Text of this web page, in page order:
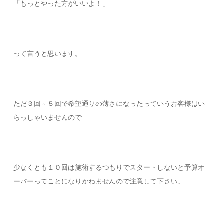
「もっとやった方がいいよ！」
って言うと思います。
ただ３回～５回で希望通りの薄さになったっていうお客様はい
らっしゃいませんので
少なくとも１０回は施術するつもりでスタートしないと予算オ
ーバーってことになりかねませんので注意して下さい。